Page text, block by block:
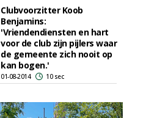
Clubvoorzitter Koob
Benjamins:
'Vriendendiensten en hart
voor de club zijn pijlers waar
de gemeente zich nooit op
kan bogen.'
01-08-2014 10 sec